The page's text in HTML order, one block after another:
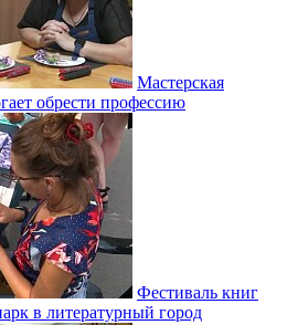
Мастерская
обрести профессию
Фестиваль книг
в литературный город